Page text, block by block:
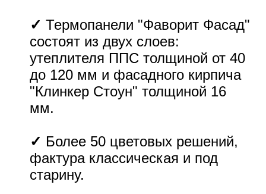
✓ Термопанели "Фаворит Фасад"
состоят из двух слоев:
утеплителя ППС толщиной от 40
до 120 мм и фасадного кирпича
"Клинкер Стоун" толщиной 16
мм.
✓ Более 50 цветовых решений,
фактура классическая и под
старину.